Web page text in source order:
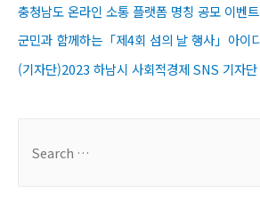
충청남도 온라인 소통 플랫폼 명칭 공모 이벤트
군민과 함께하는「제4회 섬의 날 행사」아이
(기자단)2023 하남시 사회적경제 SNS 기자